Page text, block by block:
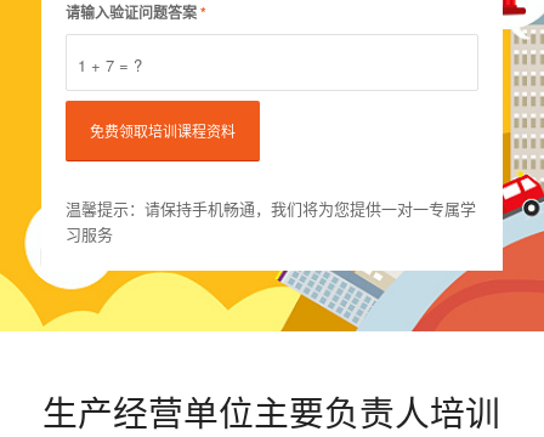
1 + 7 = ?
请输入验证问题答案*
温馨提示：请保持手机畅通，我们将为您提供一对一专属学
习服务
生产经营单位主要负责人培训